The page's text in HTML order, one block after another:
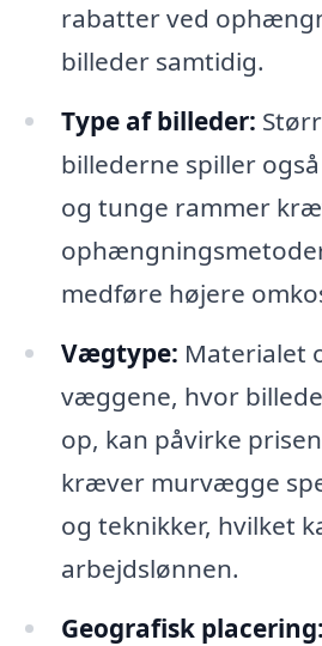
rabatter ved
billeder samtidig.
Type af billeder:
billederne spiller
og tunge rammer
medføre højere
Vægtype: Materialet
væggene, hvor
op, kan påvirke
kræver murvægge
og teknikker, hvilket
arbejdslønnen.
Geografisk placering: